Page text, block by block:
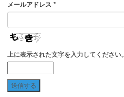
メールアドレス *
上に表示された文字を入力してください。